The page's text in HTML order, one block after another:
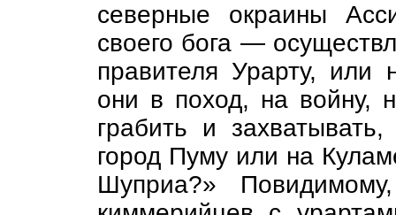
северные окраины
своего бога —
правителя Урарту, или
они в поход, на войну,
грабить и
город Пуму или на
Шуприа?»